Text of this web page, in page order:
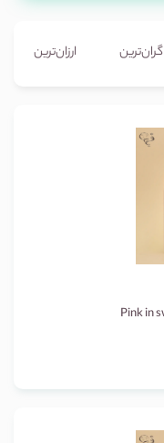
گران‌ترین ارزان‌ترین